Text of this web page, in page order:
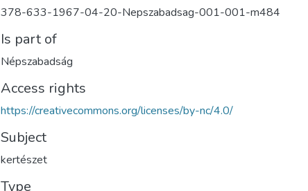
378-633-1967-04-20-Nepszabadsag-001-001-m484
Is part of
Népszabadság
Access rights
https://creativecommons.org/licenses/by-nc/4.0/
Subject
kertészet
Type